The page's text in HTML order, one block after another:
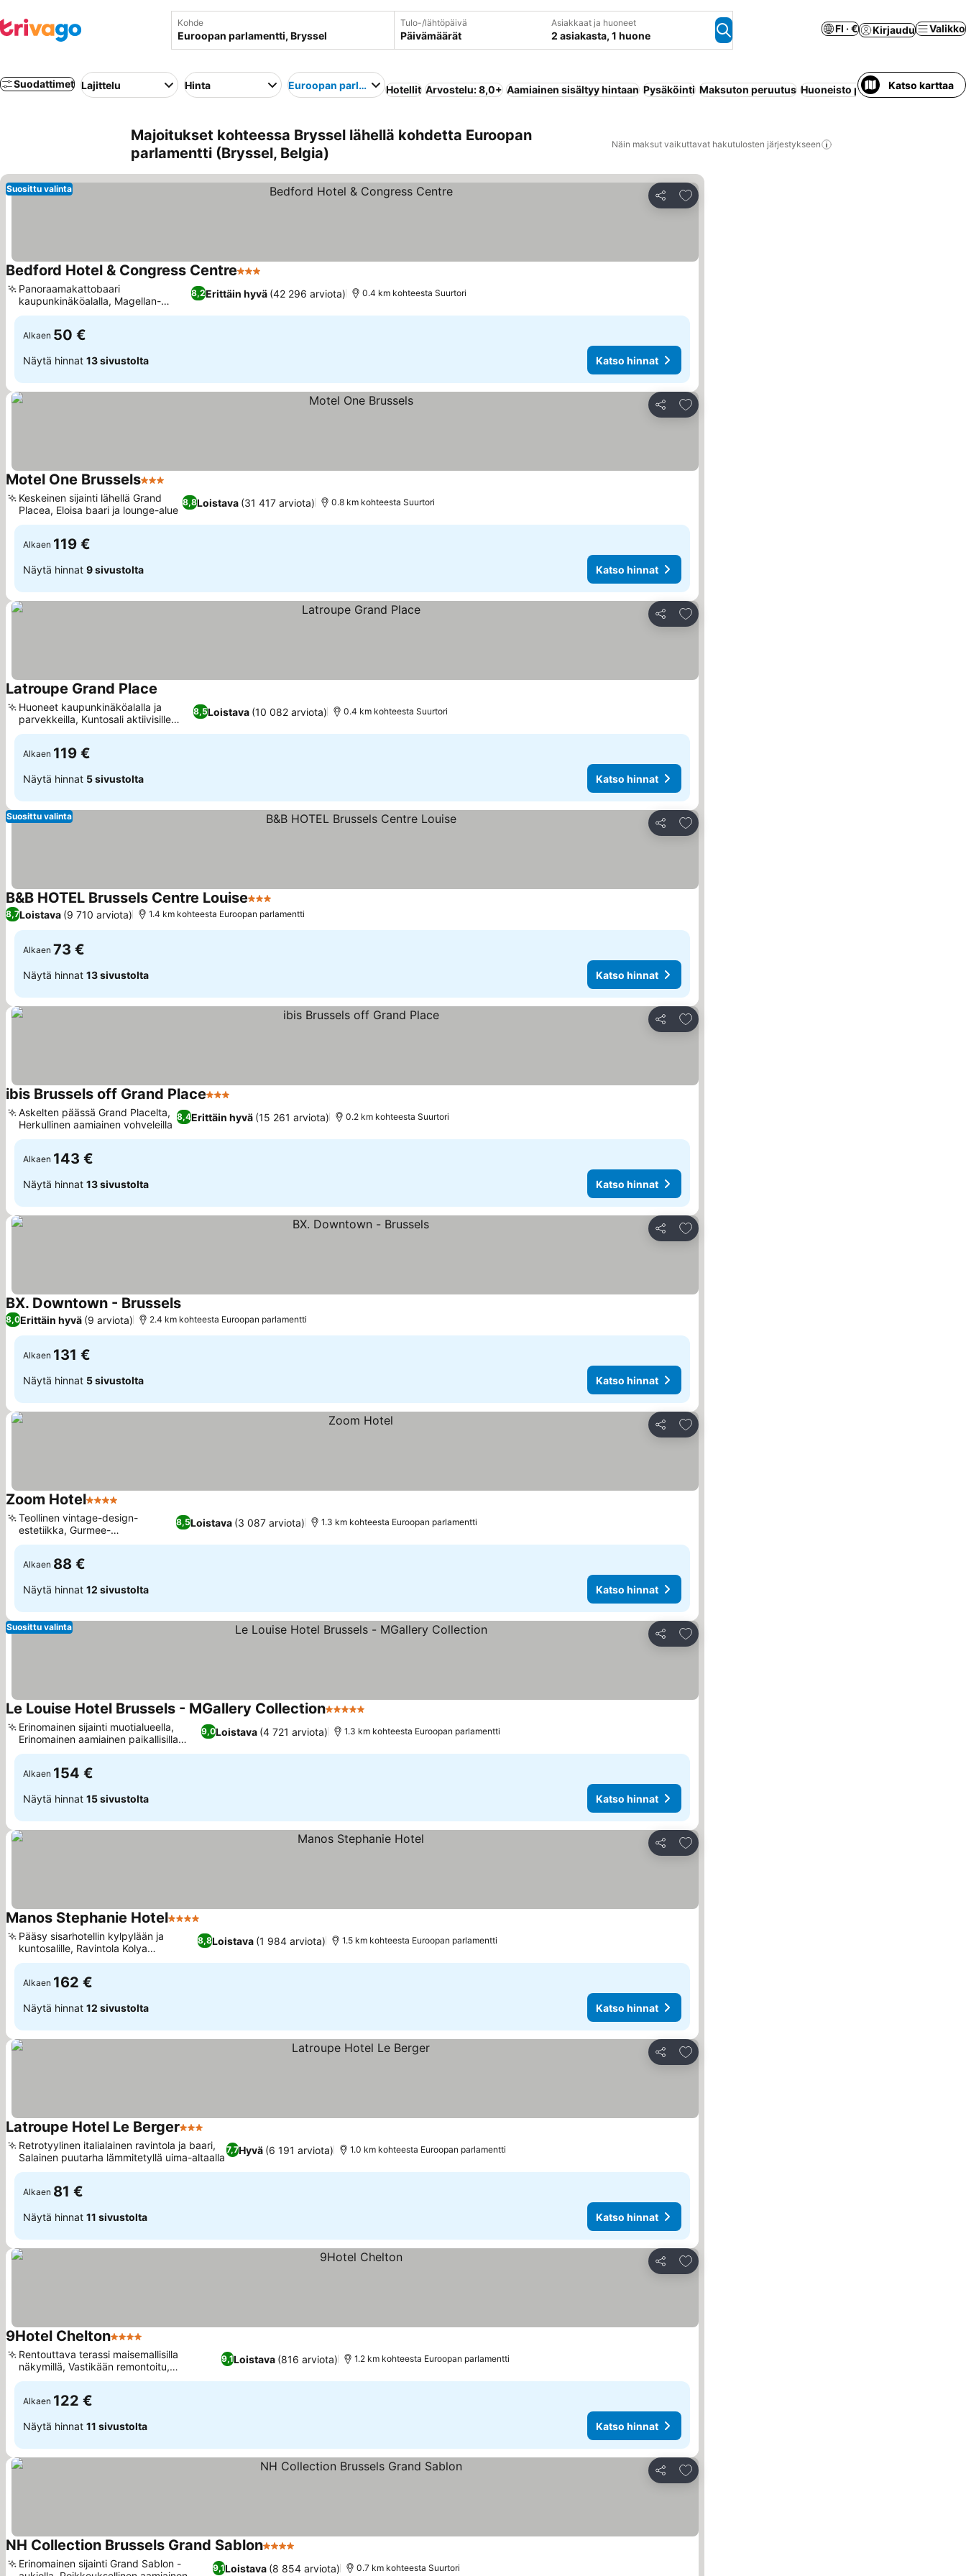
Kohde Tulo-/lähtöpäivä
Päivämäärät
Asiakkaat ja huoneet
2 asiakasta, 1 huone
FI · € Kirjaudu Valikko
Suodattimet Lajittelu Hinta Euroopan parlamenttiHotellit Arvostelu: 8,0+ Aamiainen sisältyy hintaan Pysäköinti Maksuton peruutus Huoneisto palveluilla Uima-allas
Katso karttaa
Majoitukset kohteessa Bryssel lähellä kohdetta Euroopan
parlamentti (Bryssel, Belgia)
Näin maksut vaikuttavat hakutulosten järjestykseen
Jaa
Lisää suosikkeihin
Suosittu valinta
Bedford Hotel & Congress Centre3 Tähtiluokitus
8,2Erittäin hyvä (42 296 arviota)
Panoraamakattobaari
kaupunkinäköalalla, Magellan-
ravintola paikan päällä
0.4 km kohteesta Suurtori
Alkaen 50 €
Näytä hinnat 13 sivustolta Katso hinnat
Jaa
Lisää suosikkeihin
Motel One Brussels3 Tähtiluokitus
8,8Loistava (31 417 arviota)
Keskeinen sijainti lähellä Grand
Placea, Eloisa baari ja lounge-alue
0.8 km kohteesta Suurtori
Alkaen 119 €
Näytä hinnat 9 sivustolta Katso hinnat
Jaa
Lisää suosikkeihin
Latroupe Grand Place
8,5Loistava (10 082 arviota)
Huoneet kaupunkinäköalalla ja
parvekkeilla, Kuntosali aktiivisille
vieraille
0.4 km kohteesta Suurtori
Alkaen 119 €
Näytä hinnat 5 sivustolta Katso hinnat
Jaa
Lisää suosikkeihin
Suosittu valinta
B&B HOTEL Brussels Centre Louise3 Tähtiluokitus
8,7Loistava (9 710 arviota) 1.4 km kohteesta Euroopan parlamentti
Alkaen 73 €
Näytä hinnat 13 sivustolta Katso hinnat
Jaa
Lisää suosikkeihin
ibis Brussels off Grand Place3 Tähtiluokitus
8,4Erittäin hyvä (15 261 arviota)
Askelten päässä Grand Placelta,
Herkullinen aamiainen vohveleilla
0.2 km kohteesta Suurtori
Alkaen 143 €
Näytä hinnat 13 sivustolta Katso hinnat
Jaa
Lisää suosikkeihin
BX. Downtown - BrusselsKatso hinnat
8,0Erittäin hyvä (9 arviota) 2.4 km kohteesta Euroopan parlamentti
Alkaen 131 €
Näytä hinnat 5 sivustolta Katso hinnat
Jaa
Lisää suosikkeihin
Zoom Hotel4 Tähtiluokitus
8,5Loistava (3 087 arviota)
Teollinen vintage-design-
estetiikka, Gurmee-
buffetaamiainen
1.3 km kohteesta Euroopan parlamentti
Alkaen 88 €
Näytä hinnat 12 sivustolta Katso hinnat
Jaa
Lisää suosikkeihin
Suosittu valinta
Le Louise Hotel Brussels - MGallery Collection5 Tähtiluokitus
9,0Loistava (4 721 arviota)
Erinomainen sijainti muotialueella,
Erinomainen aamiainen paikallisilla
mauilla
1.3 km kohteesta Euroopan parlamentti
Alkaen 154 €
Näytä hinnat 15 sivustolta Katso hinnat
Jaa
Lisää suosikkeihin
Manos Stephanie Hotel4 Tähtiluokitus
8,8Loistava (1 984 arviota)
Pääsy sisarhotellin kylpylään ja
kuntosalille, Ravintola Kolya
sisarhotellissa
1.5 km kohteesta Euroopan parlamentti
Alkaen 162 €
Näytä hinnat 12 sivustolta Katso hinnat
Jaa
Lisää suosikkeihin
Latroupe Hotel Le Berger3 Tähtiluokitus
7,7Hyvä (6 191 arviota)
Retrotyylinen italialainen ravintola ja baari,
Salainen puutarha lämmitetyllä uima-altaalla
1.0 km kohteesta Euroopan parlamentti
Alkaen 81 €
Näytä hinnat 11 sivustolta Katso hinnat
Jaa
Lisää suosikkeihin
9Hotel Chelton4 Tähtiluokitus
9,1Loistava (816 arviota)
Rentouttava terassi maisemallisilla
näkymillä, Vastikään remontoitu,
moitteeton design
1.2 km kohteesta Euroopan parlamentti
Alkaen 122 €
Näytä hinnat 11 sivustolta Katso hinnat
Jaa
Lisää suosikkeihin
NH Collection Brussels Grand Sablon4 Tähtiluokitus
9,1Loistava (8 854 arviota)
Erinomainen sijainti Grand Sablon -
0.7 km kohteesta Suurtori